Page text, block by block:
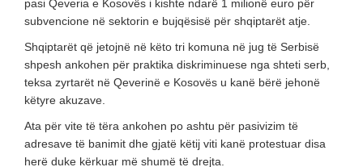
pasi Qeveria e Kosovës i kishte ndarë 1 milionë euro për
subvencione në sektorin e bujqësisë për shqiptarët atje.
Shqiptarët që jetojnë në këto tri komuna në jug të Serbisë
shpesh ankohen për praktika diskriminuese nga shteti serb,
teksa zyrtarët në Qeverinë e Kosovës u kanë bërë jehonë
këtyre akuzave.
Ata për vite të tëra ankohen po ashtu për pasivizim të
adresave të banimit dhe gjatë këtij viti kanë protestuar disa
herë duke kërkuar më shumë të drejta.